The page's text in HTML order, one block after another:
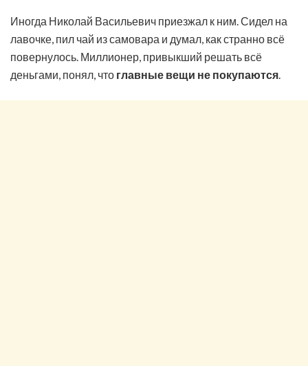
Иногда Николай Васильевич приезжал к ним. Сидел на
лавочке, пил чай из самовара и думал, как странно всё
повернулось. Миллионер, привыкший решать всё
деньгами, понял, что главные вещи не покупаются.